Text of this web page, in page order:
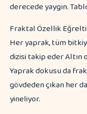
derecede yaygın.
Fraktal Özellik
Her yaprak, tüm
dizisi takip eder Altın
Yaprak dokusu da
gövdeden çıkan her
yineliyor.